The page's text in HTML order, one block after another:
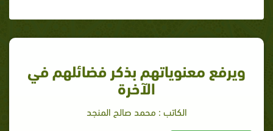
ويرفع معنوياتهم بذكر فضائلهم في
الآخرة
الكاتب : محمد صالح المنجد